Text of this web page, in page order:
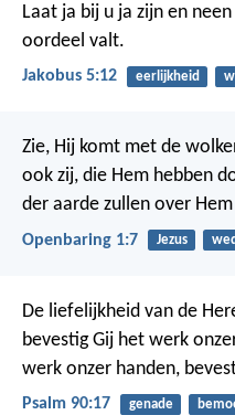
Laat ja bij u ja zijn en
oordeel valt.
Jakobus 5:12 eerlijkheid
Zie, Hij komt met de
ook zij, die Hem hebben
der aarde zullen over
Openbaring 1:7 Jezus
De liefelijkheid van de
bevestig Gij het werk
werk onzer handen,
Psalm 90:17 genade